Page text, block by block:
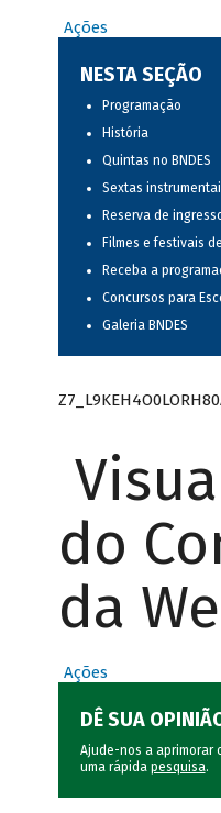
Ações
NESTA SEÇÃO
Programação
História
Quintas no BNDES
Sextas
Reserva de
Filmes e festivais
Receba a
Concursos para
Galeria BNDES
do
da
Ações
DÊ SUA
Ajude-nos a aprimorar
uma rápida pesquisa.